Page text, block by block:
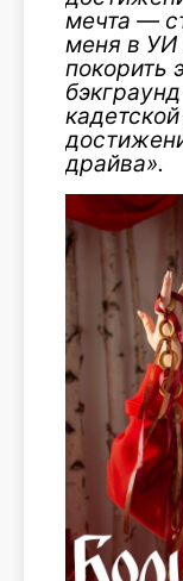
мечта —
меня в УИ
покорить
драйва».